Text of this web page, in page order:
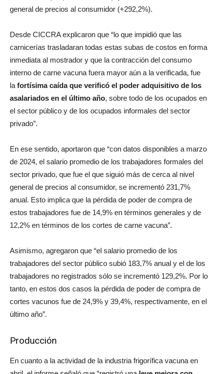
general de precios al consumidor (+292,2%).
Desde CICCRA explicaron que “lo que impidió que las
carnicerías trasladaran todas estas subas de costos en forma
inmediata al mostrador y que la contracción del consumo
interno de carne vacuna fuera mayor aún a la verificada, fue
la fortísima caída que verificó el poder adquisitivo de los
asalariados en el último año, sobre todo de los ocupados en
el sector público y de los ocupados informales del sector
privado”.
En ese sentido, aportaron que “con datos disponibles a marzo
de 2024, el salario promedio de los trabajadores formales del
sector privado, que fue el que siguió más de cerca al nivel
general de precios al consumidor, se incrementó 231,7%
anual. Esto implica que la pérdida de poder de compra de
estos trabajadores fue de 14,9% en términos generales y de
12,2% en términos de los cortes de carne vacuna”.
Asimismo, agregaron que “el salario promedio de los
trabajadores del sector público subió 183,7% anual y el de los
trabajadores no registrados sólo se incrementó 129,2%. Por lo
tanto, en estos dos casos la pérdida de poder de compra de
cortes vacunos fue de 24,9% y 39,4%, respectivamente, en el
último año”.
Producción
En cuanto a la actividad de la industria frigorífica vacuna en